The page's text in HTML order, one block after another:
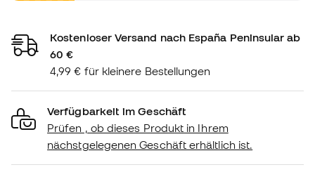
Kostenloser Versand nach España Peninsular ab
60 €
4,99 € für kleinere Bestellungen
Verfügbarkeit im Geschäft
Prüfen , ob dieses Produkt in Ihrem
nächstgelegenen Geschäft erhältlich ist.